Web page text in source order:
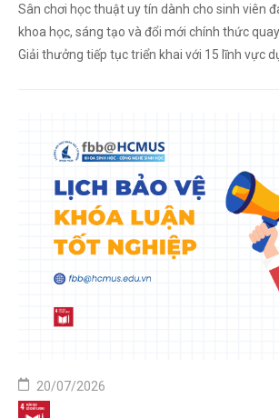
Sân chơi học thuật uy tín dành cho sinh viên
khoa học, sáng tạo và đổi mới chính thức
Giải thưởng tiếp tục triển khai với 15 lĩnh vực
20/07/2026